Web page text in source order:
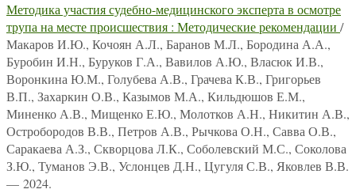
Методика участия судебно-медицинского эксперта в осмотре
трупа на месте происшествия : Методические рекомендации /
Макаров И.Ю., Кочоян А.Л., Баранов М.Л., Бородина А.А.,
Буробин И.Н., Буруков Г.А., Вавилов А.Ю., Власюк И.В.,
Воронкина Ю.М., Голубева А.В., Грачева К.В., Григорьев
В.П., Захаркин О.В., Казымов М.А., Кильдюшов Е.М.,
Миненко А.В., Мищенко Е.Ю., Молотков А.Н., Никитин А.В.,
Остробородов В.В., Петров А.В., Рычкова О.Н., Савва О.В.,
Саракаева А.З., Скворцова Л.К., Соболевский М.С., Соколова
З.Ю., Туманов Э.В., Услонцев Д.Н., Цугуля С.В., Яковлев В.В.
— 2024.